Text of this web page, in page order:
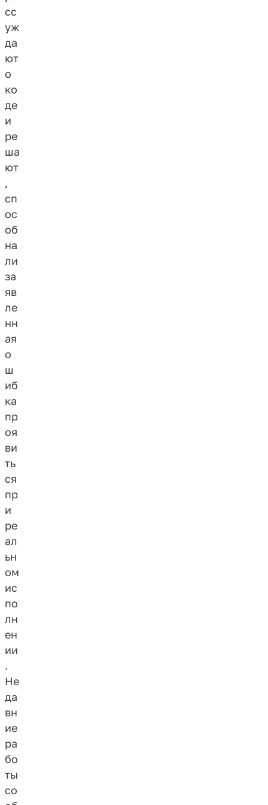
сс
уж
да
ют
о
ко
де
и
ре
ша
ют
,
сп
ос
об
на
ли
за
яв
ле
нн
ая
о
ш
иб
ка
пр
оя
ви
ть
ся
пр
и
ре
ал
ьн
ом
ис
по
лн
ен
ии
.
Не
да
вн
ие
ра
бо
ты
со